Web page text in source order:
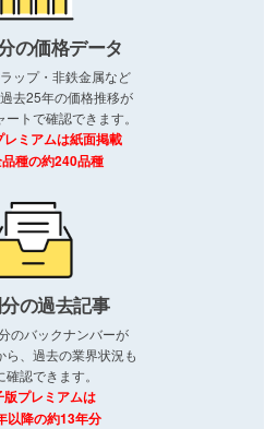
の価格データ
ップ・非鉄金属など
去25年の価格推移が
トで確認できます。
ミアムは紙面掲載
種の約240品種
の過去記事
のバックナンバーが
ら、過去の業界状況も
確認できます。
版プレミアムは
以降の約13年分